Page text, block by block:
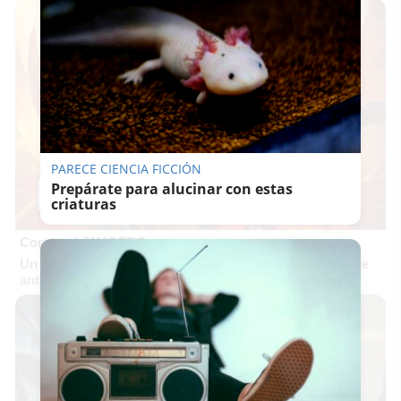
Corepunk MMORPG
Un verdadero MMORPG de la vieja escuela ¡Cómo los de
antes, pero mejor!
PARECE CIENCIA FICCIÓN
Prepárate para alucinar con estas
criaturas